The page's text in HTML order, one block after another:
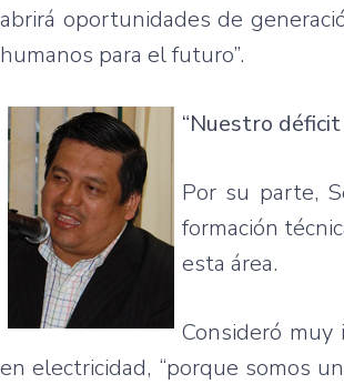
abrirá oportunidades de
humanos para el futuro”.
“Nuestro
Por su parte,
formación
esta área.
Consideró
en electricidad, “porque somos